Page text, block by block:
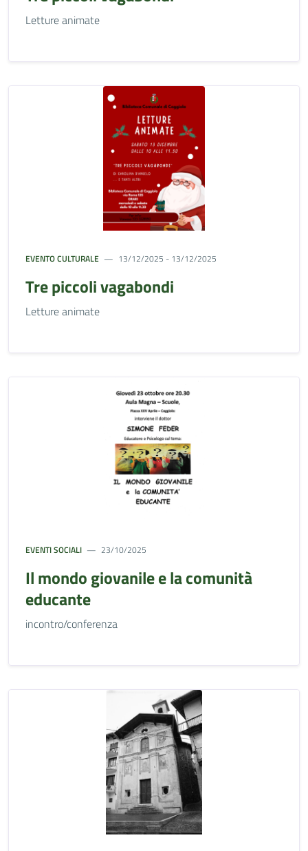
Letture animate
EVENTO CULTURALE 13/12/2025 - 13/12/2025
Tre piccoli vagabondi
Letture animate
EVENTI SOCIALI 23/10/2025
Il mondo giovanile e la comunità
educante
incontro/conferenza